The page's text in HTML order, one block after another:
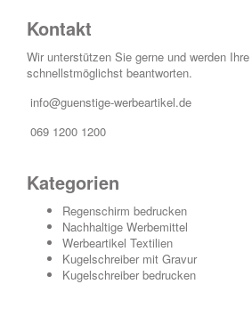
Kontakt
Wir unterstützen Sie gerne und werden
schnellstmöglichst beantworten.
info@guenstige-werbeartikel.de
069 1200 1200
Kategorien
Regenschirm bedrucken
Nachhaltige Werbemittel
Werbeartikel Textilien
Kugelschreiber mit Gravur
Kugelschreiber bedrucken